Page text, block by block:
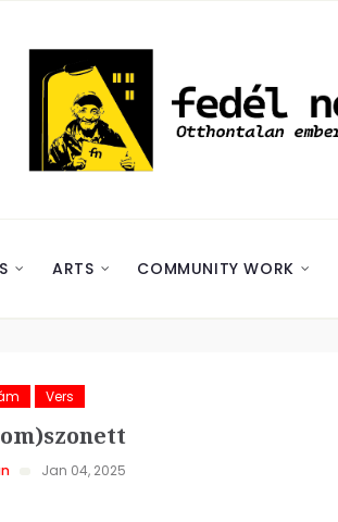
ARTS COMMUNITY WORK
Vers
Jan 04, 2025